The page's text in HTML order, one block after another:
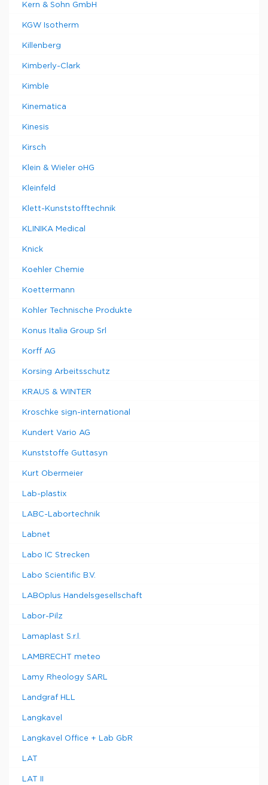
Kern & Sohn GmbH
KGW Isotherm
Killenberg
Kimberly-Clark
Kimble
Kinematica
Kinesis
Kirsch
Klein & Wieler oHG
Kleinfeld
Klett-Kunststofftechnik
KLINIKA Medical
Knick
Koehler Chemie
Koettermann
Kohler Technische Produkte
Konus Italia Group Srl
Korff AG
Korsing Arbeitsschutz
KRAUS & WINTER
Kroschke sign-international
Kundert Vario AG
Kunststoffe Guttasyn
Kurt Obermeier
Lab-plastix
LABC-Labortechnik
Labnet
Labo IC Strecken
Labo Scientific B.V.
LABOplus Handelsgesellschaft
Labor-Pilz
Lamaplast S.r.l.
LAMBRECHT meteo
Lamy Rheology SARL
Landgraf HLL
Langkavel
Langkavel Office + Lab GbR
LAT
LAT II